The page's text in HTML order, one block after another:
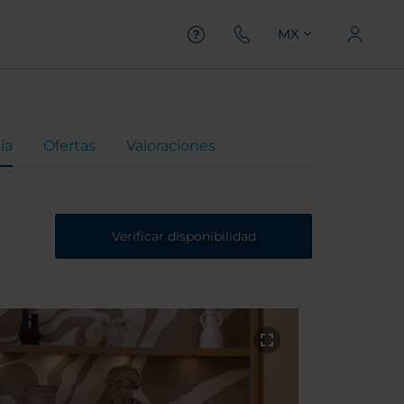
MX
Ofertas Valoraciones
Verificar disponibilidad